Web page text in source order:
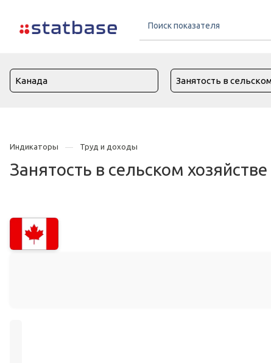
Индикаторы Труд и доходы
Занятость в сельском